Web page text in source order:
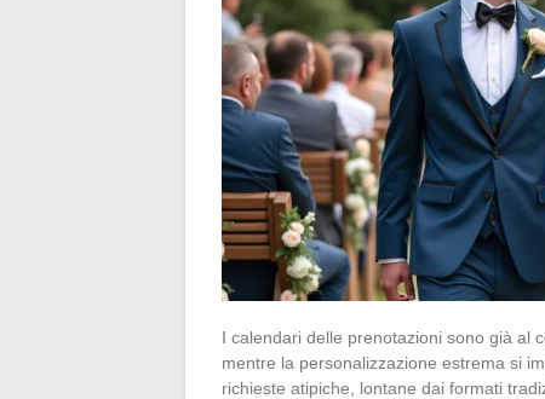
I calendari delle prenotazioni sono già al
mentre la personalizzazione estrema si
richieste atipiche, lontane dai formati